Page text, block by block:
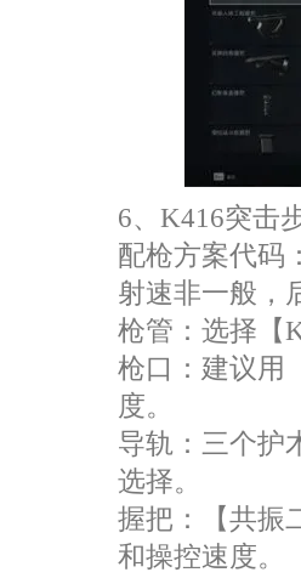
6、K416突击
配枪方案代码
射速非一般，
枪管：选择【
枪口：建议用
度。
导轨：三个护
选择。
握把：【共振
和操控速度。